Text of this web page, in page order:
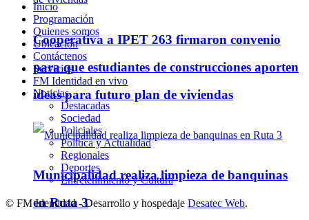
Cooperativa a IPET 263 firmaron convenio
para que estudiantes de construcciones aporten
ideas para futuro plan de viviendas
Municipalidad realiza limpieza de banquinas
en Ruta 3
Inicio
Programación
Quienes somos
Ubicación
Contáctenos
Servicios
FM Identidad en vivo
Noticias
Destacadas
Sociedad
Policiales
Política y Actualidad
Regionales
Deportes
Entretenimiento y Cultura
© FM Identidad - Desarrollo y hospedaje Desatec Web.